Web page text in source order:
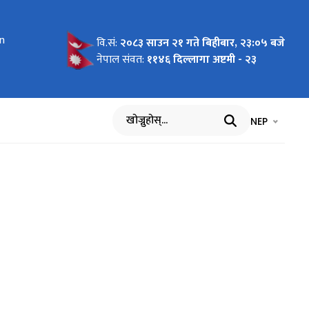
32)
24)
6,
वि.सं: २०८३ साउन २१ गते बिहीबार, २३:०५ बजे
नेपाल संवत: ११४६ दिल्लागा अष्टमी - २३
खोज्नुहोस् भाषा चयन
NEP